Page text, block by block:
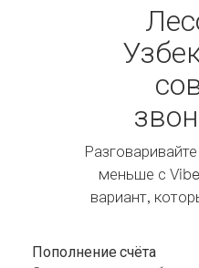
меньше с
вариант,
Пополнение счёта